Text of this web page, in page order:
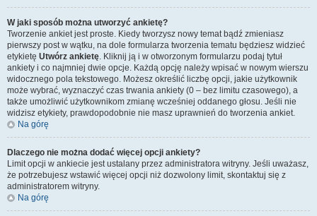
W jaki sposób można utworzyć ankietę?
Tworzenie ankiet jest proste. Kiedy tworzysz nowy temat bądź zmieniasz
pierwszy post w wątku, na dole formularza tworzenia tematu będziesz widzieć
etykietę Utwórz ankietę. Kliknij ją i w otworzonym formularzu podaj tytuł
ankiety i co najmniej dwie opcje. Każdą opcję należy wpisać w nowym wierszu
widocznego pola tekstowego. Możesz określić liczbę opcji, jakie użytkownik
może wybrać, wyznaczyć czas trwania ankiety (0 – bez limitu czasowego), a
także umożliwić użytkownikom zmianę wcześniej oddanego głosu. Jeśli nie
widzisz etykiety, prawdopodobnie nie masz uprawnień do tworzenia ankiet.
Na górę
Dlaczego nie można dodać więcej opcji ankiety?
Limit opcji w ankiecie jest ustalany przez administratora witryny. Jeśli uważasz,
że potrzebujesz wstawić więcej opcji niż dozwolony limit, skontaktuj się z
administratorem witryny.
Na górę